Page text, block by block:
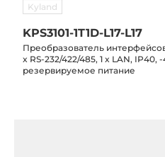
Kyland
KPS3101-1T1D-L17-L17
Преобразователь
x RS-232/422/485, 1 x LAN, IP40,
резервируемое питание